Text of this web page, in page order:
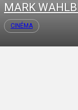
MARK
CINÉMA